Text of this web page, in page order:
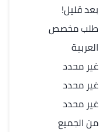
بعد قليل!
طلب مخصص
العربية
غير محدد
غير محدد
غير محدد
من الجميع